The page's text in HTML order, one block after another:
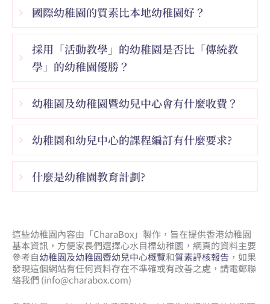
國際幼稚園的質素比本地幼稚園好？
採用「活動教學」的幼稚園是否比「傳統教
學」的幼稚園優勝？
幼稚園及幼稚園暨幼兒中心會有什麼收費？
幼稚園和幼兒中心的課程編訂有什麼要求?
什麼是幼稚園教育計劃?
這些幼稚園內容由「CharaBox」製作，旨在提供香港幼稚園
基本資訊，方便家長們選擇心水目標幼稚園，網頁的資料主要
參考自幼稚園及幼稚園暨幼兒中心概覽和質素評核報告 ，如果
發現這個網站有任何資料存在不準確或有改善之處，請電郵聯
絡我們 (info@charabox.com)